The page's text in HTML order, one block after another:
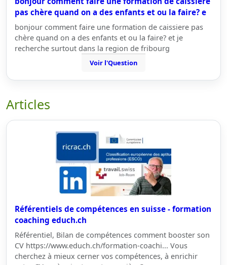
pas chère quand on a des enfants et ou la faire? e
bonjour comment faire une formation de caissiere pas
chère quand on a des enfants et ou la faire? et je
recherche surtout dans la region de fribourg
Voir l'Question
Articles
Référentiels de compétences en suisse - formation
coaching educh.ch
Référentiel, Bilan de compétences comment booster son
CV https://www.educh.ch/formation-coachi... Vous
cherchez à mieux cerner vos compétences, à enrichir